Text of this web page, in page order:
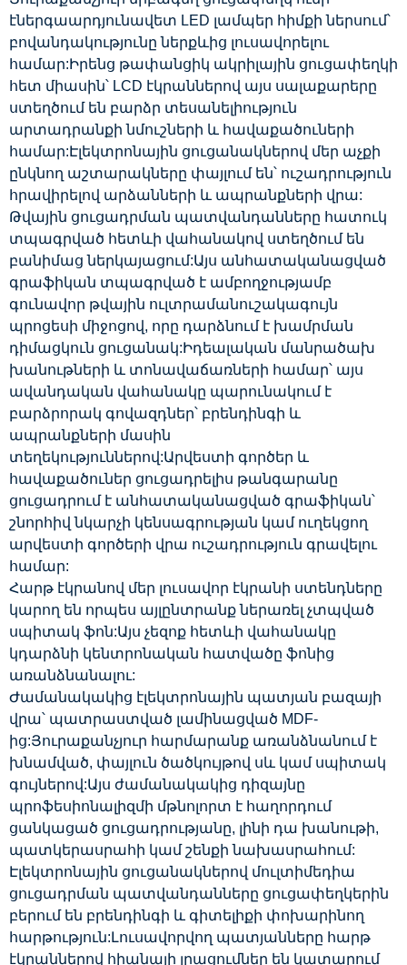
էներգաարդյունավետ LED լամպեր հիմքի ներսում՝
բովանդակությունը ներքևից լուսավորելու
համար:Իրենց թափանցիկ ակրիլային ցուցափեղկի
հետ միասին՝ LCD էկրաններով այս սալաքարերը
ստեղծում են բարձր տեսանելիություն
արտադրանքի նմուշների և հավաքածուների
համար:Էլեկտրոնային ցուցանակներով մեր աչքի
ընկնող աշտարակները փայլում են՝ ուշադրություն
հրավիրելով արձանների և ապրանքների վրա:
Թվային ցուցադրման պատվանդանները հատուկ
տպագրված հետևի վահանակով ստեղծում են
բանիմաց ներկայացում:Այս անհատականացված
գրաֆիկան տպագրված է ամբողջությամբ
գունավոր թվային ուլտրամանուշակագույն
պրոցեսի միջոցով, որը դարձնում է խամրման
դիմացկուն ցուցանակ:Իդեալական մանրածախ
խանութների և տոնավաճառների համար՝ այս
ավանդական վահանակը պարունակում է
բարձրորակ գովազդներ՝ բրենդինգի և
ապրանքների մասին
տեղեկություններով:Արվեստի գործեր և
հավաքածուներ ցուցադրելիս թանգարանը
ցուցադրում է անհատականացված գրաֆիկան՝
շնորհիվ նկարչի կենսագրության կամ ուղեկցող
արվեստի գործերի վրա ուշադրություն գրավելու
համար:
Հարթ էկրանով մեր լուսավոր էկրանի ստենդները
կարող են որպես այլընտրանք ներառել չտպված
սպիտակ ֆոն:Այս չեզոք հետևի վահանակը
կդարձնի կենտրոնական հատվածը ֆոնից
առանձնանալու:
Ժամանակակից էլեկտրոնային պատյան բազայի
վրա՝ պատրաստված լամինացված MDF-
ից:Յուրաքանչյուր հարմարանք առանձնանում է
խնամված, փայլուն ծածկույթով սև կամ սպիտակ
գույներով:Այս ժամանակակից դիզայնը
պրոֆեսիոնալիզմի մթնոլորտ է հաղորդում
ցանկացած ցուցադրությանը, լինի դա խանութի,
պատկերասրահի կամ շենքի նախասրահում:
Էլեկտրոնային ցուցանակներով մուլտիմեդիա
ցուցադրման պատվանդանները ցուցափեղկերին
բերում են բրենդինգի և գիտելիքի փոխարինող
հարթություն:Լուսավորվող պատյանները հարթ
էկրաններով հիանալի լրացումներ են կատարում